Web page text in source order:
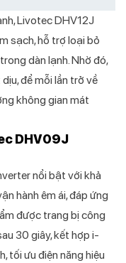
Livotec DHV12J
sạch, hỗ trợ loại bỏ
dàn lạnh. Nhờ đó,
để mỗi lần trở về
không gian mát
DHV09J
nổi bật với khả
hành êm ái, đáp ứng
được trang bị công
30 giây, kết hợp i-
tối ưu điện năng hiệu